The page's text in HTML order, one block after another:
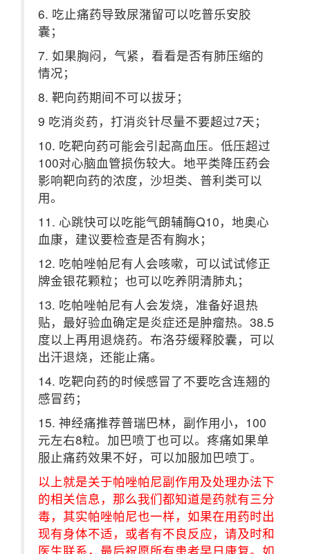
6. 吃止痛药导致尿潴留可以吃普乐安胶
囊；
7. 如果胸闷，气紧，看看是否有肺压缩的
情况；
8. 靶向药期间不可以拔牙；
9 吃消炎药，打消炎针尽量不要超过7天；
10. 吃靶向药可能会引起高血压。低压超过
100对心脑血管损伤较大。地平类降压药会
影响靶向药的浓度，沙坦类、普利类可以
用。
11. 心跳快可以吃能气朗辅酶Q10，地奥心
血康，建议要检查是否有胸水；
12. 吃帕唑帕尼有人会咳嗽，可以试试修正
牌金银花颗粒；也可以吃养阴清肺丸；
13. 吃帕唑帕尼有人会发烧，准备好退热
贴，最好验血确定是炎症还是肿瘤热。38.5
度以上再用退烧药。布洛芬缓释胶囊，可以
出汗退烧，还能止痛。
14. 吃靶向药的时候感冒了不要吃含连翘的
感冒药；
15. 神经痛推荐普瑞巴林，副作用小，100
元左右8粒。加巴喷丁也可以。疼痛如果单
服止痛药效果不好，可以加服加巴喷丁。
以上就是关于帕唑帕尼副作用及处理办法下
的相关信息，那么我们都知道是药就有三分
毒，其实帕唑帕尼也一样，如果在用药时出
现有身体不适，或者有不良反应，请及时和
医生联系，最后祝愿所有患者早日康复。如